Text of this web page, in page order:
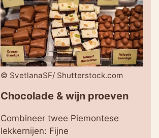
© SvetlanaSF/ Shutterstock.com
Chocolade & wijn proeven
Combineer twee Piemontese
lekkernijen: Fijne